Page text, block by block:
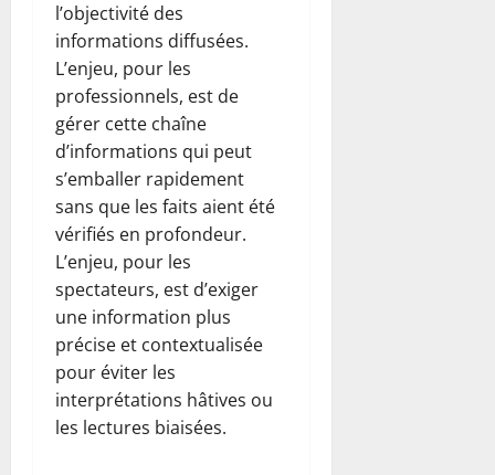
l’objectivité des
informations diffusées.
L’enjeu, pour les
professionnels, est de
gérer cette chaîne
d’informations qui peut
s’emballer rapidement
sans que les faits aient été
vérifiés en profondeur.
L’enjeu, pour les
spectateurs, est d’exiger
une information plus
précise et contextualisée
pour éviter les
interprétations hâtives ou
les lectures biaisées.